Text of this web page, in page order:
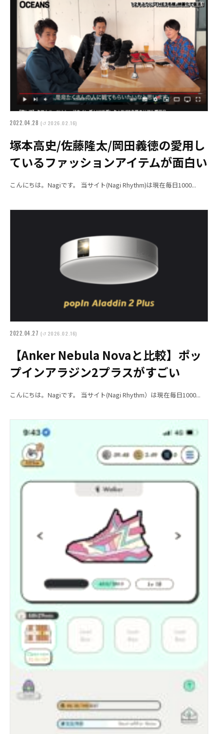
2022.04.28 (↺ 2026.02.16)
塚本高史/佐藤隆太/岡田義徳の愛用し
ているファッションアイテムが面白い
こんにちは。Nagiです。 当サイト(Nagi Rhythm)は現在毎日1000...
2022.04.27 (↺ 2026.02.16)
【Anker Nebula Novaと比較】ポッ
プインアラジン2プラスがすごい
こんにちは。Nagiです。 当サイト(Nagi Rhythm）は現在毎日1000...